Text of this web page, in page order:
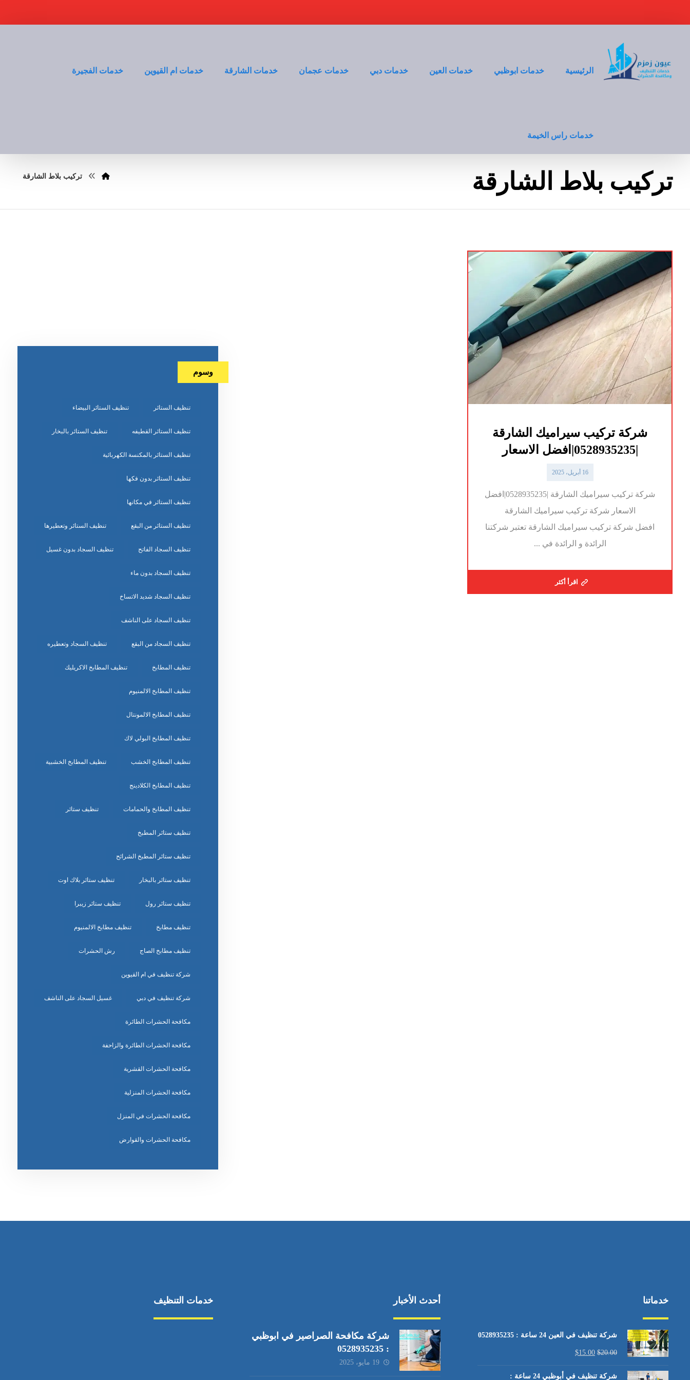
الرئيسية خدمات ابوظبي خدمات العين خدمات دبي خدمات عجمان خدمات الشارقة خدمات ام القيوين خدمات الفجيرة
خدمات راس الخيمة
تركيب بلاط الشارقة تركيب بلاط الشارقة
شركة تركيب سيراميك الشارقة
|0528935235|افضل الاسعار
16 أبريل، 2025
شركة تركيب سيراميك الشارقة |0528935235|افضل
الاسعار شركة تركيب سيراميك الشارقة
افضل شركة تركيب سيراميك الشارقة تعتبر شركتنا
الرائدة و الرائدة في ...
اقرأ أكثر
وسوم
تنظيف الستائر تنظيف الستائر البيضاء
تنظيف الستائر القطيفه تنظيف الستائر بالبخار
تنظيف الستائر بالمكنسة الكهربائية
تنظيف الستائر بدون فكها
تنظيف الستائر في مكانها
تنظيف الستائر من البقع تنظيف الستائر وتعطيرها
تنظيف السجاد الفاتح تنظيف السجاد بدون غسيل
تنظيف السجاد بدون ماء
تنظيف السجاد شديد الاتساخ
تنظيف السجاد على الناشف
تنظيف السجاد من البقع تنظيف السجاد وتعطيره
تنظيف المطابخ تنظيف المطابخ الاكريليك
تنظيف المطابخ الالمنيوم
تنظيف المطابخ الالمونتال
تنظيف المطابخ البولي لاك
تنظيف المطابخ الخشب تنظيف المطابخ الخشبية
تنظيف المطابخ الكلادينج
تنظيف المطابخ والحمامات تنظيف ستائر
تنظيف ستائر المطبخ
تنظيف ستائر المطبخ الشرائح
تنظيف ستائر بالبخار تنظيف ستائر بلاك اوت
تنظيف ستائر رول تنظيف ستائر زيبرا
تنظيف مطابخ تنظيف مطابخ الالمنيوم
تنظيف مطابخ الصاج رش الحشرات
شركة تنظيف في ام القيوين
شركة تنظيف في دبي غسيل السجاد على الناشف
مكافحة الحشرات الطائرة
مكافحة الحشرات الطائرة والزاحفة
مكافحة الحشرات القشرية
مكافحة الحشرات المنزلية
مكافحة الحشرات في المنزل
مكافحة الحشرات والقوارض
خدماتنا
شركة تنظيف في العين 24 ساعة : 0528935235
$20.00
$15.00
شركة تنظيف في أبوظبي 24 ساعة :
أحدث الأخبار
شركة مكافحة الصراصير في ابوظبي
: 0528935235
19 مايو، 2025
خدمات التنظيف